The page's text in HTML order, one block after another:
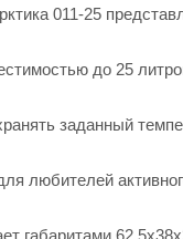
011-25
до 25
заданный
любителей
габаритами